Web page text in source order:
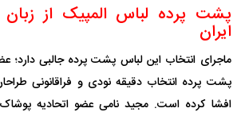
پشت پرده لباس المپیک از
ایران
ماجرای انتخاب این لباس پشت پرده جالبی دارد؛
پشت پرده انتخاب دقیقه نودی و فراقانونی
افشا کرده است. مجید نامی عضو اتحادیه